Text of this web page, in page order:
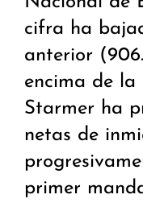
cifra ha
anterior
encima de la
Starmer ha
netas de
primer